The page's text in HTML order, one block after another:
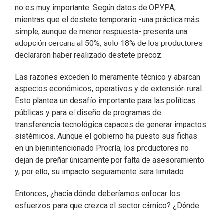
no es muy importante. Según datos de OPYPA,
mientras que el destete temporario -una práctica más
simple, aunque de menor respuesta- presenta una
adopción cercana al 50%, solo 18% de los productores
declararon haber realizado destete precoz.
Las razones exceden lo meramente técnico y abarcan
aspectos económicos, operativos y de extensión rural.
Esto plantea un desafío importante para las políticas
públicas y para el diseño de programas de
transferencia tecnológica capaces de generar impactos
sistémicos. Aunque el gobierno ha puesto sus fichas
en un bienintencionado Procría, los productores no
dejan de preñar únicamente por falta de asesoramiento
y, por ello, su impacto seguramente será limitado.
Entonces, ¿hacia dónde deberíamos enfocar los
esfuerzos para que crezca el sector cárnico? ¿Dónde